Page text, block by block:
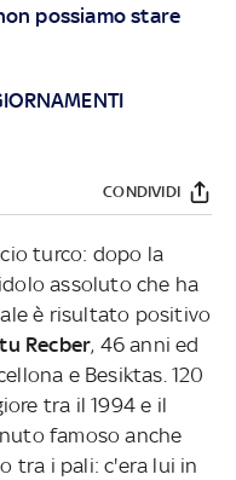
possiamo stare
CONDIVIDI
turco: dopo la
assoluto che ha
è risultato positivo
Recber, 46 anni ed
e Besiktas. 120
tra il 1994 e il
famoso anche
tra i pali: c'era lui in